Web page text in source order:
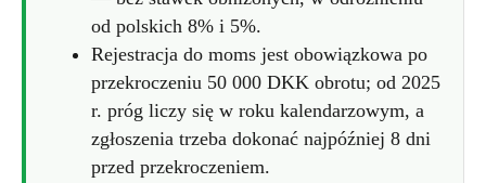
od polskich 8% i 5%.
Rejestracja do moms jest obowiązkowa po
przekroczeniu 50 000 DKK obrotu; od 2025
r. próg liczy się w roku kalendarzowym, a
zgłoszenia trzeba dokonać najpóźniej 8 dni
przed przekroczeniem.